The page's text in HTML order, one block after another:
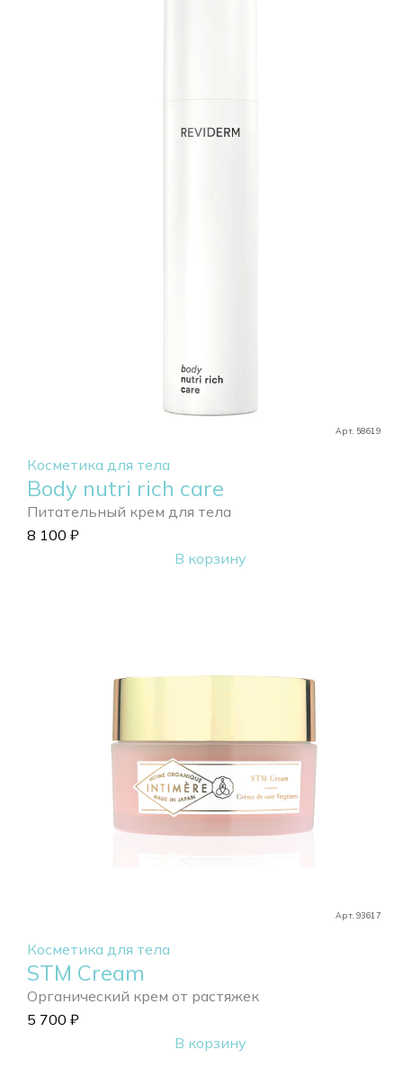
Арт. 58619
Косметика для тела
Body nutri rich care
Питательный крем для тела
8 100 ₽
В корзину
Арт. 93617
Косметика для тела
STM Cream
Органический крем от растяжек
5 700 ₽
В корзину